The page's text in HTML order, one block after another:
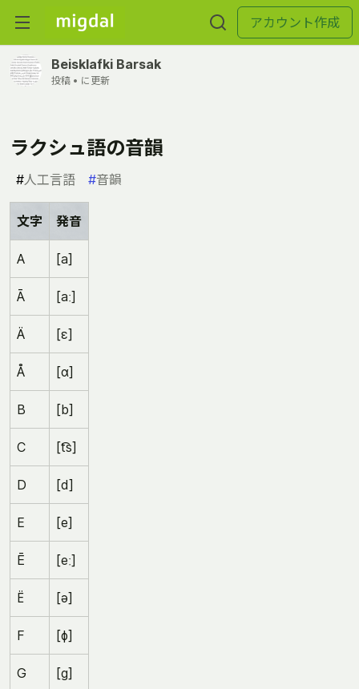
アカウント作成
Beisklafki Barsak
投稿 • に更新
ラクシュ語の音韻
#人工言語 #音韻
文字 発音
A [a]
Ā [aː]
Ä [ɛ]
Å [ɑ]
B [b]
C [t͡s]
D [d]
E [e]
Ē [eː]
Ë [ə]
F [ɸ]
G [ɡ]